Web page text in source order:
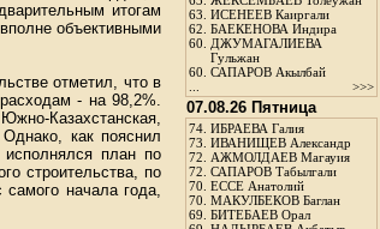
итогам
объективными
отметил, что в
- на 98,2%.
Казахстанская,
как пояснил
план по
строительства, по
начала года,
63. ИСЕНЕЕВ Каиргали
62. БАЕКЕНОВА Индира
60. ДЖУМАГАЛИЕВА
Гульжан
60. САПАРОВ Акылбай
>>>
07.08.26 Пятница
74. ИБРАЕВА Галия
73. ИВАНИЩЕВ Александр
72. АЖМОЛДАЕВ Магауия
72. САПАРОВ Табылгали
70. ЕССЕ Анатолий
70. МАКУЛБЕКОВ Баглан
69. БИТЕБАЕВ Орал